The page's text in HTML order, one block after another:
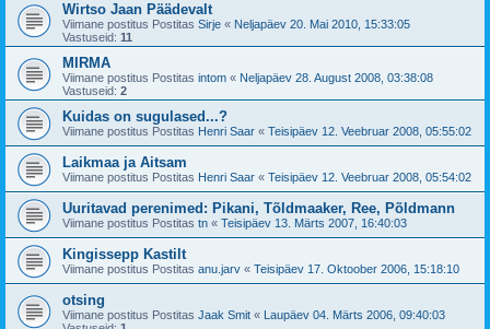
Wirtso Jaan Päädevalt
Viimane postitus Postitas Sirje « Neljapäev 20. Mai 2010, 15:33:05
Vastuseid: 11
MIRMA
Viimane postitus Postitas intom « Neljapäev 28. August 2008, 03:38:08
Vastuseid: 2
Kuidas on sugulased...?
Viimane postitus Postitas Henri Saar « Teisipäev 12. Veebruar 2008, 05:55:02
Laikmaa ja Aitsam
Viimane postitus Postitas Henri Saar « Teisipäev 12. Veebruar 2008, 05:54:02
Uuritavad perenimed: Pikani, Tõldmaaker, Ree, Põldmann
Viimane postitus Postitas tn « Teisipäev 13. Märts 2007, 16:40:03
Kingissepp Kastilt
Viimane postitus Postitas anu.jarv « Teisipäev 17. Oktoober 2006, 15:18:10
otsing
Viimane postitus Postitas Jaak Smit « Laupäev 04. Märts 2006, 09:40:03